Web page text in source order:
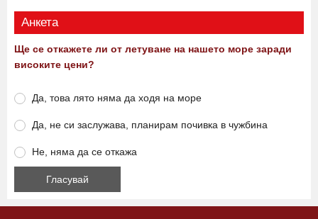
Анкета
Ще се откажете ли от летуване на нашето море заради
високите цени?
Да, това лято няма да ходя на море
Да, не си заслужава, планирам почивка в чужбина
Не, няма да се откажа